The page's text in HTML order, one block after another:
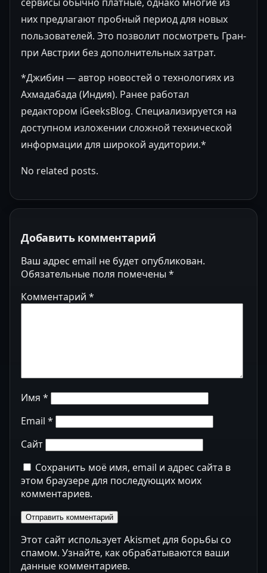
них предлагают пробный период для новых
пользователей. Это позволит посмотреть Гран-
при Австрии без дополнительных затрат.
*Джибин — автор новостей о технологиях из
Ахмадабада (Индия). Ранее работал
редактором iGeeksBlog. Специализируется на
доступном изложении сложной технической
информации для широкой аудитории.*
No related posts.
Добавить комментарий
Ваш адрес email не будет опубликован.
Обязательные поля помечены *
Комментарий *
Имя *
Email *
Сайт
Сохранить моё имя, email и адрес сайта в
этом браузере для последующих моих
комментариев.
Этот сайт использует Akismet для борьбы со
спамом. Узнайте, как обрабатываются ваши
данные комментариев.